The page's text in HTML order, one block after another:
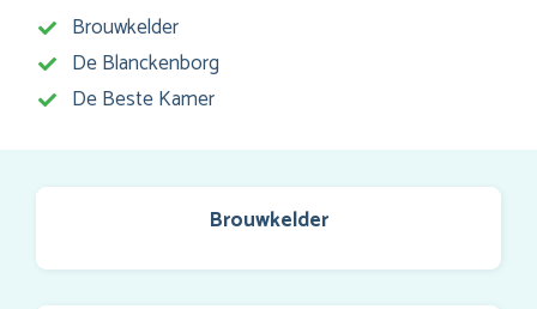
Brouwkelder
De Blanckenborg
De Beste Kamer
Brouwkelder